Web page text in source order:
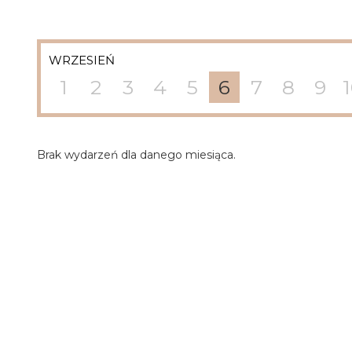
WRZESIEŃ
1 2 3 4 5 6 7 8 9
Brak wydarzeń dla danego miesiąca.